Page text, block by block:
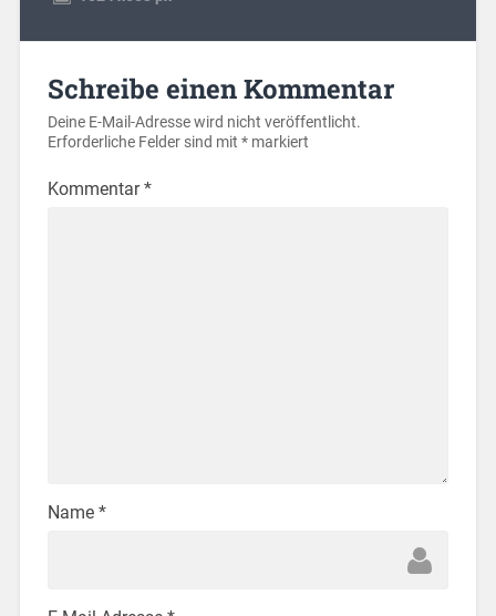
Schreibe einen Kommentar
Deine E-Mail-Adresse wird nicht veröffentlicht.
Erforderliche Felder sind mit *markiert
Kommentar*
Name *